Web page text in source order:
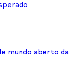
mundo aberto da